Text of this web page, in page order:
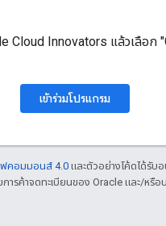
Cloud Innovators แล้วเลือก
เข้าร่วมโปรแกรม
ฟคอมมอนส์ 4.0และตัวอย่างโค้ดได้รับ
ารค้าจดทะเบียนของ Oracle และ/หรือ